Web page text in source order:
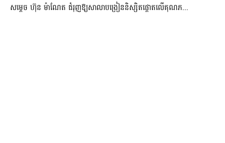
សម្តេច ហ៊ុន ម៉ាណែត ជំរុញឱ្យសាលាបង្រៀននិស្សិតផ្តោតលើគុណភ...